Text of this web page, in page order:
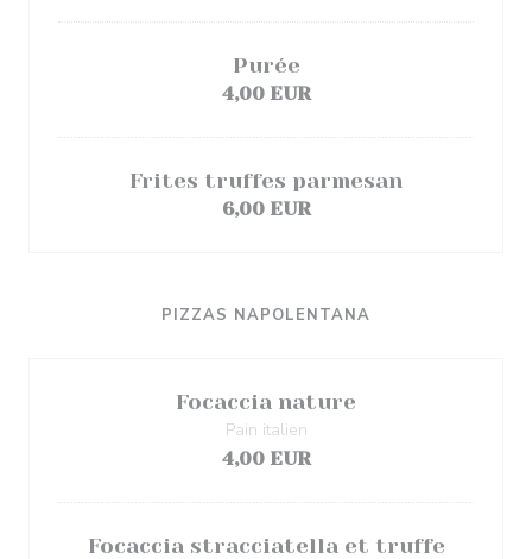
Purée
4,00 EUR
Frites truffes parmesan
6,00 EUR
PIZZAS NAPOLENTANA
Focaccia nature
Pain italien
4,00 EUR
Focaccia stracciatella et truffe